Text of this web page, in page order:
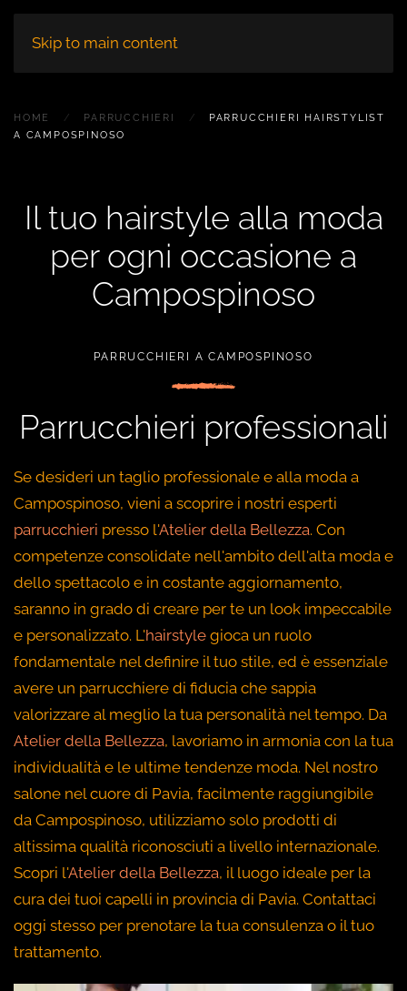
Skip to main content
HOME PARRUCCHIERI
PARRUCCHIERI HAIRSTYLIST
A CAMPOSPINOSO
Il tuo hairstyle alla moda
per ogni occasione a
Campospinoso
PARRUCCHIERI A CAMPOSPINOSO
Parrucchieri professionali
Se desideri un taglio professionale e alla moda a
Campospinoso, vieni a scoprire i nostri esperti
parrucchieri presso l'Atelier della Bellezza. Con
competenze consolidate nell'ambito dell'alta moda e
dello spettacolo e in costante aggiornamento,
saranno in grado di creare per te un look impeccabile
e personalizzato. L'hairstyle gioca un ruolo
fondamentale nel definire il tuo stile, ed è essenziale
avere un parrucchiere di fiducia che sappia
valorizzare al meglio la tua personalità nel tempo. Da
Atelier della Bellezza, lavoriamo in armonia con la tua
individualità e le ultime tendenze moda. Nel nostro
salone nel cuore di Pavia, facilmente raggiungibile
da Campospinoso, utilizziamo solo prodotti di
altissima qualità riconosciuti a livello internazionale.
Scopri l'Atelier della Bellezza, il luogo ideale per la
cura dei tuoi capelli in provincia di Pavia. Contattaci
oggi stesso per prenotare la tua consulenza o il tuo
trattamento.